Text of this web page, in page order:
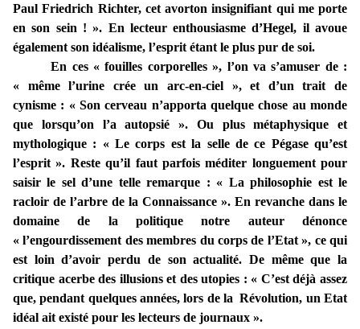
Paul Friedrich Richter, cet avorton insignifiant qui me porte
en son sein ! ». En lecteur enthousiasme d’Hegel, il avoue
également son idéalisme, l’esprit étant le plus pur de soi.
En ces « fouilles corporelles », l’on va s’amuser de :
« même l’urine crée un arc-en-ciel », et d’un trait de
cynisme : « Son cerveau n’apporta quelque chose au monde
que
lorsqu’on l’a autopsié ». Ou plus métaphysique et
mythologique : « Le corps est la selle de ce Pégase qu’est
l’esprit ». Reste qu’il faut parfois méditer longuement pour
saisir le sel d’une telle remarque : « La philosophie est le
racloir de l’arbre de la Connaissance ». En revanche dans le
domaine de la politique notre auteur dénonce
« l’engourdissement des membres du corps de l’Etat », ce qui
est loin d’avoir perdu de son actualité. De même que la
critique acerbe des illusions et des utopies : « C’est déjà assez
que, pendant quelques années, lors de la Révolution, un Etat
idéal ait existé pour les lecteurs de journaux ».